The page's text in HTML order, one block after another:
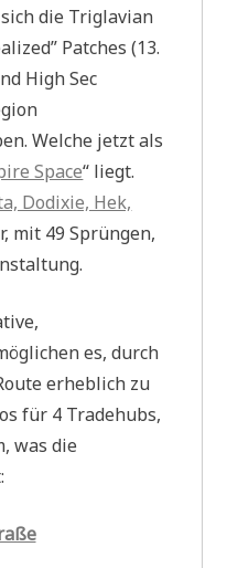
die Triglavian
Patches (13.
High Sec
Welche jetzt als
Space“ liegt.
Dodixie, Hek,
mit 49 Sprüngen,
es, durch
erheblich zu
für 4 Tradehubs,
was die